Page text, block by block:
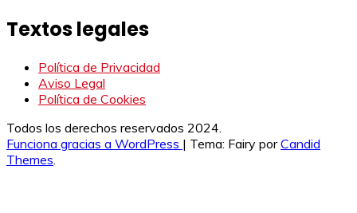
Textos legales
Política de Privacidad
Aviso Legal
Política de Cookies
Todos los derechos reservados 2024.
Funciona gracias a WordPress | Tema: Fairy porCandid
Themes